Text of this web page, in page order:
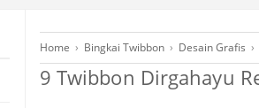
Home › Bingkai Twibbon › Desain Grafis ›
9 Twibbon Dirgahayu